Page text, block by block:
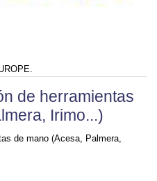
de herramientas
Irimo...)
de mano (Acesa, Palmera,